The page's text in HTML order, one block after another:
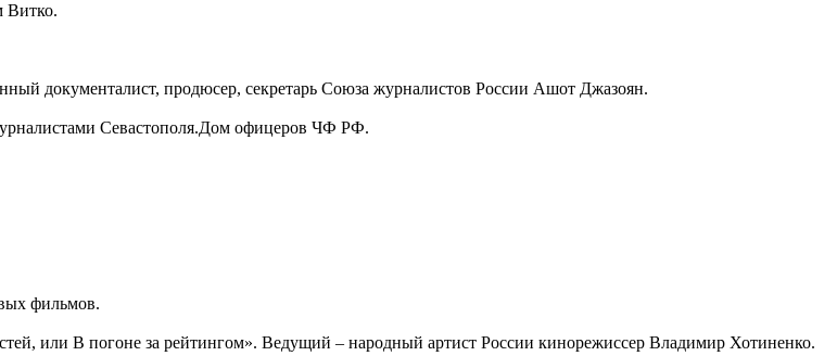
Витко.
документалист, продюсер, секретарь Союза журналистов России Ашот Джазоян.
Севастополя.Дом офицеров ЧФ РФ.
фильмов.
или В погоне за рейтингом». Ведущий – народный артист России кинорежиссер Владимир Хотиненко.